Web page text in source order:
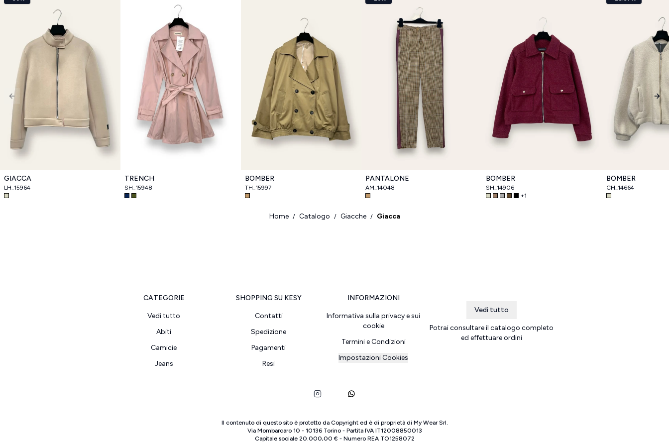
GIACCA
LH_15964
TRENCH
SH_15948
BOMBER
TH_15997
PANTALONE
AM_14048
BOMBER
SH_14906
+1
BOMBER
CH_14664
Previous slide
Home / Catalogo / Giacche / Giacca
CATEGORIE
Vedi tutto
Abiti
Camicie
Jeans
SHOPPING SU KESY
Contatti
Spedizione
Pagamenti
Resi
INFORMAZIONI
Informativa sulla privacy e sui
cookie
Termini e Condizioni
Impostazioni Cookies
Vedi tutto
Potrai consultare il catalogo completo
ed effettuare ordini
Il contenuto di questo sito è protetto da Copyright ed è di proprietà di My Wear Srl.
Via Mombarcaro 10 - 10136 Torino- Partita IVA IT12008850013
Capitale sociale 20.000,00 € - Numero REA TO1258072